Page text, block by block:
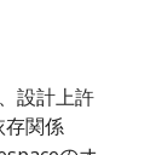
設計上許
存関係